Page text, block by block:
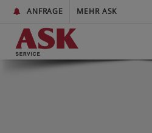
ANFRAGE MEHR ASK